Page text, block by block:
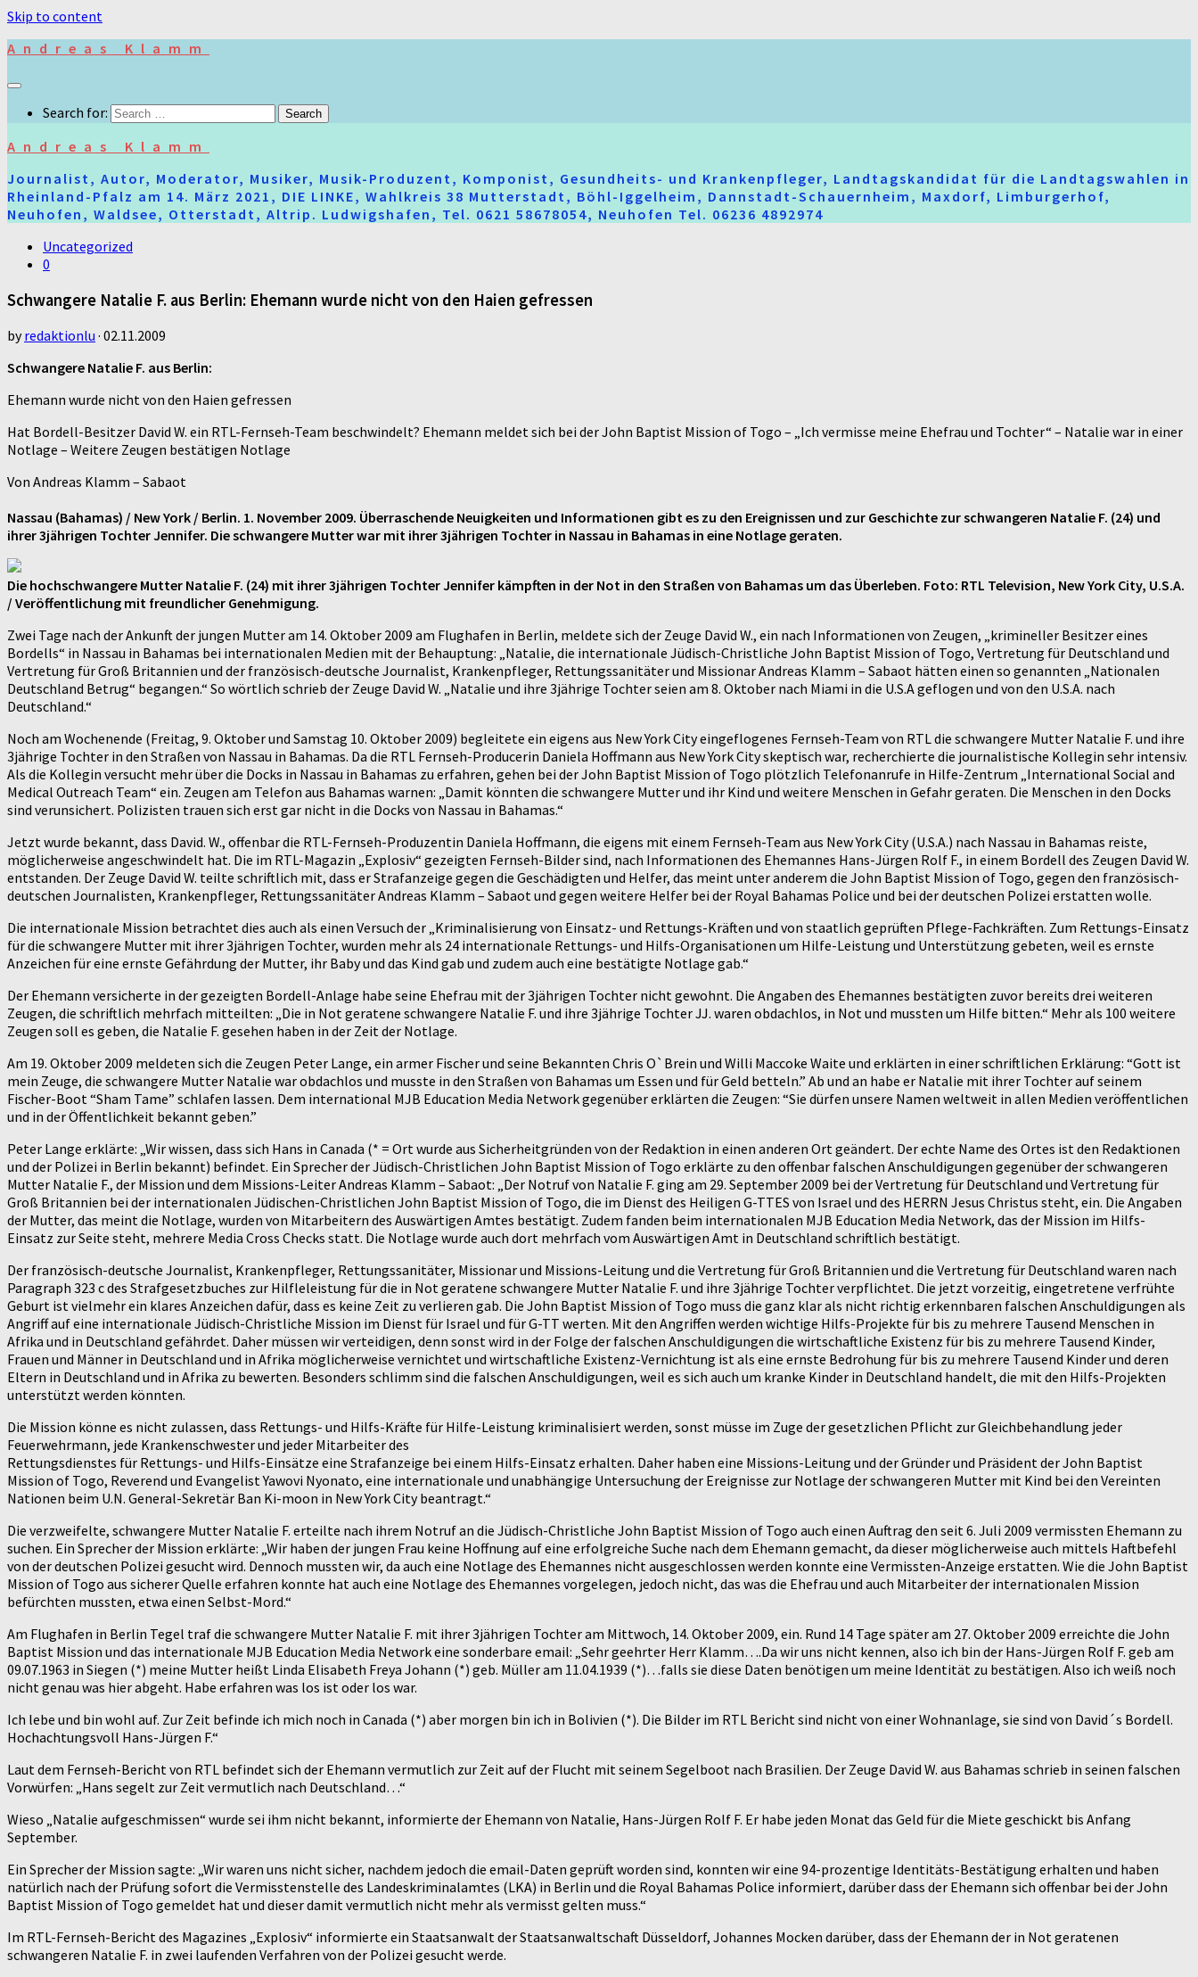
Skip to content
Andreas Klamm
Search for:
Andreas Klamm
Journalist, Autor, Moderator, Musiker, Musik-Produzent, Komponist, Gesundheits- und Krankenpfleger, Landtagskandidat für die Landtagswahlen in
Rheinland-Pfalz am 14. März 2021, DIE LINKE, Wahlkreis 38 Mutterstadt, Böhl-Iggelheim, Dannstadt-Schauernheim, Maxdorf, Limburgerhof,
Neuhofen, Waldsee, Otterstadt, Altrip. Ludwigshafen, Tel. 0621 58678054, Neuhofen Tel. 06236 4892974
Uncategorized
0
Schwangere Natalie F. aus Berlin: Ehemann wurde nicht von den Haien gefressen
byredaktionlu · 02.11.2009
Schwangere Natalie F. aus Berlin:
Ehemann wurde nicht von den Haien gefressen
Hat Bordell-Besitzer David W. ein RTL-Fernseh-Team beschwindelt? Ehemann meldet sich bei der John Baptist Mission of Togo – „Ich vermisse meine Ehefrau und Tochter“ – Natalie war in einer
Notlage – Weitere Zeugen bestätigen Notlage
Von Andreas Klamm – Sabaot
Nassau (Bahamas) / New York / Berlin. 1. November 2009. Überraschende Neuigkeiten und Informationen gibt es zu den Ereignissen und zur Geschichte zur schwangeren Natalie F. (24) und
ihrer 3jährigen Tochter Jennifer. Die schwangere Mutter war mit ihrer 3jährigen Tochter in Nassau in Bahamas in eine Notlage geraten.
Die hochschwangere Mutter Natalie F. (24) mit ihrer 3jährigen Tochter Jennifer kämpften in der Not in den Straßen von Bahamas um das Überleben. Foto: RTL Television, New York City, U.S.A.
/ Veröffentlichung mit freundlicher Genehmigung.
Zwei Tage nach der Ankunft der jungen Mutter am 14. Oktober 2009 am Flughafen in Berlin, meldete sich der Zeuge David W., ein nach Informationen von Zeugen, „krimineller Besitzer eines
Bordells“ in Nassau in Bahamas bei internationalen Medien mit der Behauptung: „Natalie, die internationale Jüdisch-Christliche John Baptist Mission of Togo, Vertretung für Deutschland und
Vertretung für Groß Britannien und der französisch-deutsche Journalist, Krankenpfleger, Rettungssanitäter und Missionar Andreas Klamm – Sabaot hätten einen so genannten „Nationalen
Deutschland Betrug“ begangen.“ So wörtlich schrieb der Zeuge David W. „Natalie und ihre 3jährige Tochter seien am 8. Oktober nach Miami in die U.S.A geflogen und von den U.S.A. nach
Deutschland.“
Noch am Wochenende (Freitag, 9. Oktober und Samstag 10. Oktober 2009) begleitete ein eigens aus New York City eingeflogenes Fernseh-Team von RTL die schwangere Mutter Natalie F. und ihre
3jährige Tochter in den Straßen von Nassau in Bahamas. Da die RTL Fernseh-Producerin Daniela Hoffmann aus New York City skeptisch war, recherchierte die journalistische Kollegin sehr intensiv.
Als die Kollegin versucht mehr über die Docks in Nassau in Bahamas zu erfahren, gehen bei der John Baptist Mission of Togo plötzlich Telefonanrufe in Hilfe-Zentrum „International Social and
Medical Outreach Team“ ein. Zeugen am Telefon aus Bahamas warnen: „Damit könnten die schwangere Mutter und ihr Kind und weitere Menschen in Gefahr geraten. Die Menschen in den Docks
sind verunsichert. Polizisten trauen sich erst gar nicht in die Docks von Nassau in Bahamas.“
Jetzt wurde bekannt, dass David. W., offenbar die RTL-Fernseh-Produzentin Daniela Hoffmann, die eigens mit einem Fernseh-Team aus New York City (U.S.A.) nach Nassau in Bahamas reiste,
möglicherweise angeschwindelt hat. Die im RTL-Magazin „Explosiv“ gezeigten Fernseh-Bilder sind, nach Informationen des Ehemannes Hans-Jürgen Rolf F., in einem Bordell des Zeugen David W.
entstanden. Der Zeuge David W. teilte schriftlich mit, dass er Strafanzeige gegen die Geschädigten und Helfer, das meint unter anderem die John Baptist Mission of Togo, gegen den französisch-
deutschen Journalisten, Krankenpfleger, Rettungssanitäter Andreas Klamm – Sabaot und gegen weitere Helfer bei der Royal Bahamas Police und bei der deutschen Polizei erstatten wolle.
Die internationale Mission betrachtet dies auch als einen Versuch der „Kriminalisierung von Einsatz- und Rettungs-Kräften und von staatlich geprüften Pflege-Fachkräften. Zum Rettungs-Einsatz
für die schwangere Mutter mit ihrer 3jährigen Tochter, wurden mehr als 24 internationale Rettungs- und Hilfs-Organisationen um Hilfe-Leistung und Unterstützung gebeten, weil es ernste
Anzeichen für eine ernste Gefährdung der Mutter, ihr Baby und das Kind gab und zudem auch eine bestätigte Notlage gab.“
Der Ehemann versicherte in der gezeigten Bordell-Anlage habe seine Ehefrau mit der 3jährigen Tochter nicht gewohnt. Die Angaben des Ehemannes bestätigten zuvor bereits drei weiteren
Zeugen, die schriftlich mehrfach mitteilten: „Die in Not geratene schwangere Natalie F. und ihre 3jährige Tochter JJ. waren obdachlos, in Not und mussten um Hilfe bitten.“ Mehr als 100 weitere
Zeugen soll es geben, die Natalie F. gesehen haben in der Zeit der Notlage.
Am 19. Oktober 2009 meldeten sich die Zeugen Peter Lange, ein armer Fischer und seine Bekannten Chris O`Brein und Willi Maccoke Waite und erklärten in einer schriftlichen Erklärung: “Gott ist
mein Zeuge, die schwangere Mutter Natalie war obdachlos und musste in den Straßen von Bahamas um Essen und für Geld betteln.” Ab und an habe er Natalie mit ihrer Tochter auf seinem
Fischer-Boot “Sham Tame” schlafen lassen. Dem international MJB Education Media Network gegenüber erklärten die Zeugen: “Sie dürfen unsere Namen weltweit in allen Medien veröffentlichen
und in der Öffentlichkeit bekannt geben.”
Peter Lange erklärte: „Wir wissen, dass sich Hans in Canada (* = Ort wurde aus Sicherheitgründen von der Redaktion in einen anderen Ort geändert. Der echte Name des Ortes ist den Redaktionen
und der Polizei in Berlin bekannt) befindet. Ein Sprecher der Jüdisch-Christlichen John Baptist Mission of Togo erklärte zu den offenbar falschen Anschuldigungen gegenüber der schwangeren
Mutter Natalie F., der Mission und dem Missions-Leiter Andreas Klamm – Sabaot: „Der Notruf von Natalie F. ging am 29. September 2009 bei der Vertretung für Deutschland und Vertretung für
Groß Britannien bei der internationalen Jüdischen-Christlichen John Baptist Mission of Togo, die im Dienst des Heiligen G-TTES von Israel und des HERRN Jesus Christus steht, ein. Die Angaben
der Mutter, das meint die Notlage, wurden von Mitarbeitern des Auswärtigen Amtes bestätigt. Zudem fanden beim internationalen MJB Education Media Network, das der Mission im Hilfs-
Einsatz zur Seite steht, mehrere Media Cross Checks statt. Die Notlage wurde auch dort mehrfach vom Auswärtigen Amt in Deutschland schriftlich bestätigt.
Der französisch-deutsche Journalist, Krankenpfleger, Rettungssanitäter, Missionar und Missions-Leitung und die Vertretung für Groß Britannien und die Vertretung für Deutschland waren nach
Paragraph 323 c des Strafgesetzbuches zur Hilfleleistung für die in Not geratene schwangere Mutter Natalie F. und ihre 3jährige Tochter verpflichtet. Die jetzt vorzeitig, eingetretene verfrühte
Geburt ist vielmehr ein klares Anzeichen dafür, dass es keine Zeit zu verlieren gab. Die John Baptist Mission of Togo muss die ganz klar als nicht richtig erkennbaren falschen Anschuldigungen als
Angriff auf eine internationale Jüdisch-Christliche Mission im Dienst für Israel und für G-TT werten. Mit den Angriffen werden wichtige Hilfs-Projekte für bis zu mehrere Tausend Menschen in
Afrika und in Deutschland gefährdet. Daher müssen wir verteidigen, denn sonst wird in der Folge der falschen Anschuldigungen die wirtschaftliche Existenz für bis zu mehrere Tausend Kinder,
Frauen und Männer in Deutschland und in Afrika möglicherweise vernichtet und wirtschaftliche Existenz-Vernichtung ist als eine ernste Bedrohung für bis zu mehrere Tausend Kinder und deren
Eltern in Deutschland und in Afrika zu bewerten. Besonders schlimm sind die falschen Anschuldigungen, weil es sich auch um kranke Kinder in Deutschland handelt, die mit den Hilfs-Projekten
unterstützt werden könnten.
Die Mission könne es nicht zulassen, dass Rettungs- und Hilfs-Kräfte für Hilfe-Leistung kriminalisiert werden, sonst müsse im Zuge der gesetzlichen Pflicht zur Gleichbehandlung jeder
Feuerwehrmann, jede Krankenschwester und jeder Mitarbeiter des
Rettungsdienstes für Rettungs- und Hilfs-Einsätze eine Strafanzeige bei einem Hilfs-Einsatz erhalten. Daher haben eine Missions-Leitung und der Gründer und Präsident der John Baptist
Mission of Togo, Reverend und Evangelist Yawovi Nyonato, eine internationale und unabhängige Untersuchung der Ereignisse zur Notlage der schwangeren Mutter mit Kind bei den Vereinten
Nationen beim U.N. General-Sekretär Ban Ki-moon in New York City beantragt.“
Die verzweifelte, schwangere Mutter Natalie F. erteilte nach ihrem Notruf an die Jüdisch-Christliche John Baptist Mission of Togo auch einen Auftrag den seit 6. Juli 2009 vermissten Ehemann zu
suchen. Ein Sprecher der Mission erklärte: „Wir haben der jungen Frau keine Hoffnung auf eine erfolgreiche Suche nach dem Ehemann gemacht, da dieser möglicherweise auch mittels Haftbefehl
von der deutschen Polizei gesucht wird. Dennoch mussten wir, da auch eine Notlage des Ehemannes nicht ausgeschlossen werden konnte eine Vermissten-Anzeige erstatten. Wie die John Baptist
Mission of Togo aus sicherer Quelle erfahren konnte hat auch eine Notlage des Ehemannes vorgelegen, jedoch nicht, das was die Ehefrau und auch Mitarbeiter der internationalen Mission
befürchten mussten, etwa einen Selbst-Mord.“
Am Flughafen in Berlin Tegel traf die schwangere Mutter Natalie F. mit ihrer 3jährigen Tochter am Mittwoch, 14. Oktober 2009, ein. Rund 14 Tage später am 27. Oktober 2009 erreichte die John
Baptist Mission und das internationale MJB Education Media Network eine sonderbare email: „Sehr geehrter Herr Klamm….Da wir uns nicht kennen, also ich bin der Hans-Jürgen Rolf F. geb am
09.07.1963 in Siegen (*) meine Mutter heißt Linda Elisabeth Freya Johann (*) geb. Müller am 11.04.1939 (*)…falls sie diese Daten benötigen um meine Identität zu bestätigen. Also ich weiß noch
nicht genau was hier abgeht. Habe erfahren was los ist oder los war.
Ich lebe und bin wohl auf. Zur Zeit befinde ich mich noch in Canada (*) aber morgen bin ich in Bolivien (*). Die Bilder im RTL Bericht sind nicht von einer Wohnanlage, sie sind von David´s Bordell.
Hochachtungsvoll Hans-Jürgen F.“
Laut dem Fernseh-Bericht von RTL befindet sich der Ehemann vermutlich zur Zeit auf der Flucht mit seinem Segelboot nach Brasilien. Der Zeuge David W. aus Bahamas schrieb in seinen falschen
Vorwürfen: „Hans segelt zur Zeit vermutlich nach Deutschland…“
Wieso „Natalie aufgeschmissen“ wurde sei ihm nicht bekannt, informierte der Ehemann von Natalie, Hans-Jürgen Rolf F. Er habe jeden Monat das Geld für die Miete geschickt bis Anfang
September.
Ein Sprecher der Mission sagte: „Wir waren uns nicht sicher, nachdem jedoch die email-Daten geprüft worden sind, konnten wir eine 94-prozentige Identitäts-Bestätigung erhalten und haben
natürlich nach der Prüfung sofort die Vermisstenstelle des Landeskriminalamtes (LKA) in Berlin und die Royal Bahamas Police informiert, darüber dass der Ehemann sich offenbar bei der John
Baptist Mission of Togo gemeldet hat und dieser damit vermutlich nicht mehr als vermisst gelten muss.“
Im RTL-Fernseh-Bericht des Magazines „Explosiv“ informierte ein Staatsanwalt der Staatsanwaltschaft Düsseldorf, Johannes Mocken darüber, dass der Ehemann der in Not geratenen
schwangeren Natalie F. in zwei laufenden Verfahren von der Polizei gesucht werde.